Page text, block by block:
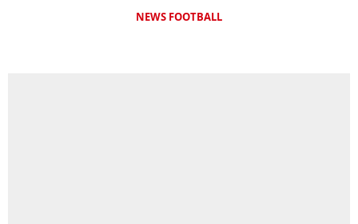
NEWS FOOTBALL